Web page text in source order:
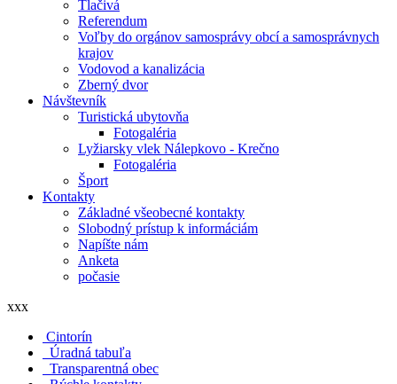
Tlačivá
Referendum
Voľby do orgánov samosprávy obcí a samosprávnych
krajov
Vodovod a kanalizácia
Zberný dvor
Návštevník
Turistická ubytovňa
Fotogaléria
Lyžiarsky vlek Nálepkovo - Krečno
Fotogaléria
Šport
Kontakty
Základné všeobecné kontakty
Slobodný prístup k informáciám
Napíšte nám
Anketa
počasie
xxx
Cintorín
Úradná tabuľa
Transparentná obec